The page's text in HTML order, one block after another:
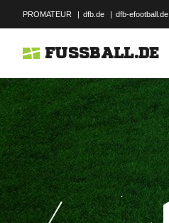
PROMATEUR | dfb.de | dfb-efootball.de
FUSSBALL.DE